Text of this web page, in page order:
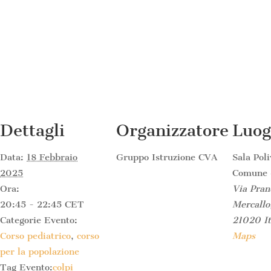
Dettagli
Data: 18 Febbraio
2025
Ora:
20:45 - 22:45 CET
Categorie Evento:
Corso pediatrico, corso
per la popolazione
Tag Evento:colpi
Organizzatore
Gruppo Istruzione CVA
Sala
Via
Mercallo
21020
Maps